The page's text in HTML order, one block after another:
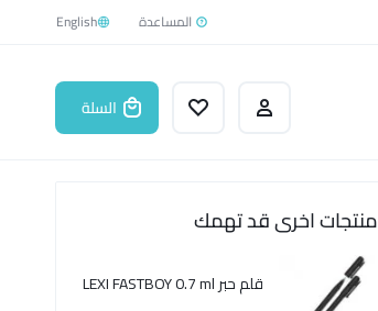
English
السلة
منتجات اخرى قد تهمك
قلم حبر LEXI FASTBOY 0.7 ml